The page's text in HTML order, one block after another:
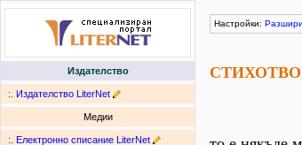
Издателство
:. Издателство LiterNet
Медии
:. Електронно списание LiterNet
Настройки: Разшири